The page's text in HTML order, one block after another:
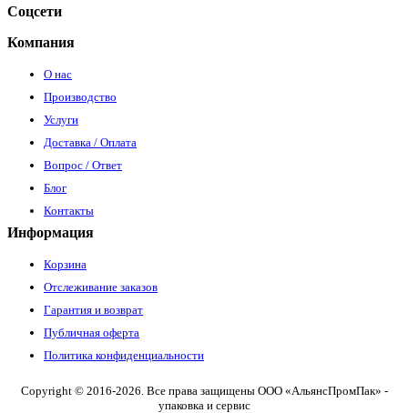
Соцсети
Компания
О нас
Производство
Услуги
Доставка / Оплата
Вопрос / Ответ
Блог
Контакты
Информация
Корзина
Отслеживание заказов
Гарантия и возврат
Публичная оферта
Политика конфиденциальности
Copyright © 2016-2026. Все права защищены ООО «АльянсПромПак» -
упаковка и сервис